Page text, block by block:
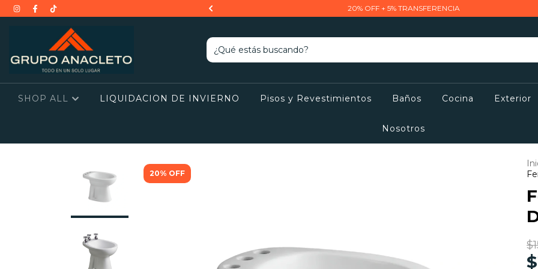
EN PRODUCTOS SELECCIONADOS 20% OFF + 5% TRANSFERENCIA
SHOP ALL LIQUIDACION DE INVIERNO Pisos y Revestimientos Baños Cocina Exterior
Nosotros
20% OFF